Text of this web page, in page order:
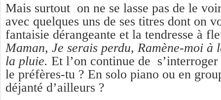
Mais surtout on ne se lasse pas de le
avec quelques uns de ses titres dont on
fantaisie dérangeante et la tendresse à
Maman, Je serais perdu, Ramène-moi à
la pluie. Et l’on continue de
le préfères-tu ? En solo piano ou en
déjanté d’ailleurs ?